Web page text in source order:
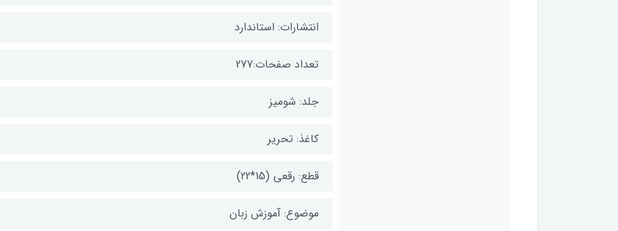
انتشارات: استاندارد
تعداد صفحات:277
جلد: شومیز
کاغذ: تحریر
قطع: رقعی (15*22)
موضوع: آموزش زبان